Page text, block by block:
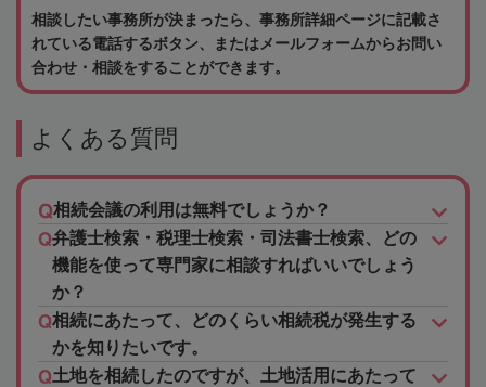
相談したい事務所が決まったら、事務所詳細ページに記載さ
れている電話するボタン、またはメールフォームからお問い
合わせ・相談をすることができます。
よくある質問
相続会議の利用は無料でしょうか？
弁護士検索・税理士検索・司法書士検索、どの
機能を使って専門家に相談すればいいでしょう
か？
相続にあたって、どのくらい相続税が発生する
かを知りたいです。
土地を相続したのですが、土地活用にあたって